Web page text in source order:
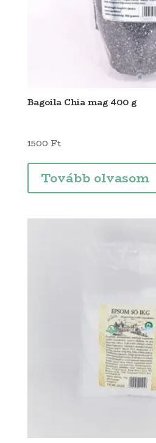
Bagoila Chia mag 400 g
1500 Ft
Tovább olvasom